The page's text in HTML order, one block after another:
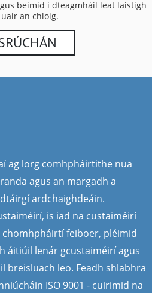
beimid i dteagmháil leat laistigh
an chloig.
ag lorg comhpháirtithe nua
agus an margadh a
ardchaighdeáin.
is iad na custaiméirí
feiboer, pléimid
áitiúil lenár gcustaiméirí agus
leo. Feadh shlabhra
ISO 9001 - cuirimid na